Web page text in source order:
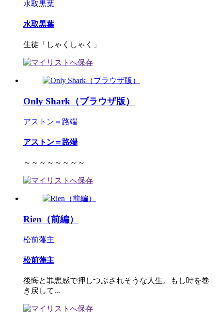
水取黒葉
水取黒葉
生徒「しゃくしゃく」
Only Shark（ブラウザ版）
アストン＝路端
アストン＝路端
～～～～～～～～
Rien（前編）
松前藩主
松前藩主
後悔と罪悪感で押しつぶされそうな人生。もし時を巻
き戻して...